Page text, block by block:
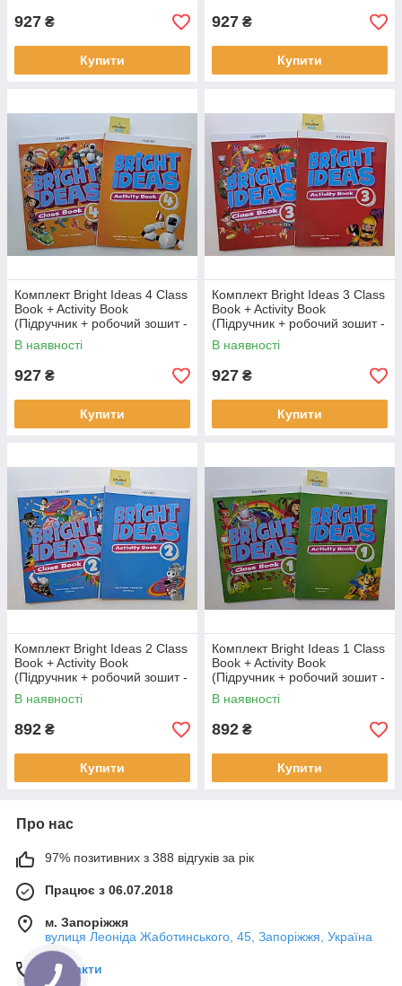
927 ₴
Купити
927 ₴
Купити
Комплект Bright Ideas 4 Class
Book + Activity Book
(Підручник + робочий зошит -
оригінал)
В наявності
927 ₴
Купити
Комплект Bright Ideas 3 Class
Book + Activity Book
(Підручник + робочий зошит -
оригінал)
В наявності
927 ₴
Купити
Комплект Bright Ideas 2 Class
Book + Activity Book
(Підручник + робочий зошит -
оригінал)
В наявності
892 ₴
Купити
Комплект Bright Ideas 1 Class
Book + Activity Book
(Підручник + робочий зошит -
оригінал)
В наявності
892 ₴
Купити
Про нас
97% позитивних з 388 відгуків за рік
Працює з 06.07.2018
м. Запоріжжя
вулиця Леоніда Жаботинського, 45, Запоріжжя, Україна
Контакти